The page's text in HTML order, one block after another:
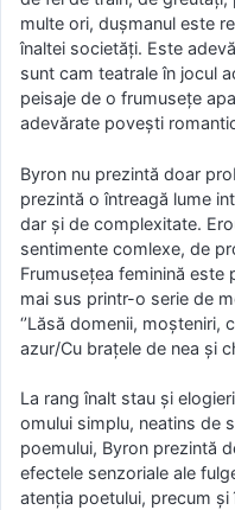
multe ori, duşmanul este
înaltei societăţi. Este
sunt cam teatrale în jocul
peisaje de o frumuseţe
adevărate poveşti
Byron nu prezintă doar
prezintă o întreagă lume
dar şi de complexitate.
sentimente comlexe, de
Frumuseţea feminină
mai sus printr-o serie de
‘’Lăsă domenii,
azur/Cu braţele de nea şi
La rang înalt stau şi
omului simplu, neatins de
poemului, Byron prezintă
efectele senzoriale ale
atenţia poetului, precum